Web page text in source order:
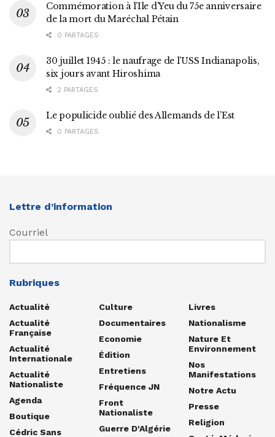
Commémoration à l’Ile d’Yeu du 75e anniversaire
de la mort du Maréchal Pétain
0 PARTAGES
30 juillet 1945 : le naufrage de l’USS Indianapolis,
six jours avant Hiroshima
2 PARTAGES
Le populicide oublié des Allemands de l’Est
0 PARTAGES
Lettre d’information
Courriel
Rubriques
Actualité
Actualité
Française
Actualité
Internationale
Actualité
Nationaliste
Agenda
Boutique
Cédric Sans
Culture
Documentaires
Economie
Édition
Entretiens
Fréquence JN
Front
Nationaliste
Guerre D'Algérie
Livres
Nationalisme
Nature Et
Environnement
Nos
Manifestations
Notre Actu
Presse
Religion